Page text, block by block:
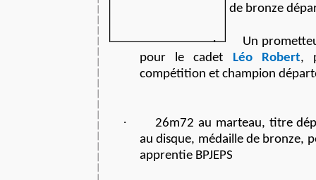
de bronze
·
Un
pour le cadet
Léo Robert,
compétition et champion
·
26m72 au marteau, titre
au disque, médaille de bronze,
apprentie BPJEPS